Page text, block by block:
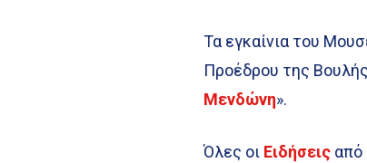
Τα εγκαίνια του
Προέδρου της Βουλής
Μενδώνη».
Όλες οι Ειδήσεις από